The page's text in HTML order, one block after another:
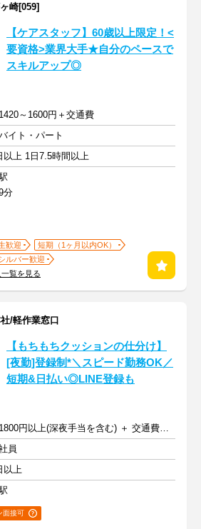
崎[059]
【ケアスタッフ】60歳以上限定！<
要資格>業界大手★自分のペースで
スキルアップ◎
～1600円＋交通費
イト・パート
以上 1日7.5時間以上
分
歓迎
短期（1ヶ月以内OK）
ルバー歓迎
覧を見る
/軽作業窓口
【もちもちクッションの仕分け】
[夜勤]登録制*＼スピード勤務OK／
短期&日払い◎LINE登録も
時給1800円以上(深夜手当を含む) ＋ 交通費全額支給
員
以上
面接可